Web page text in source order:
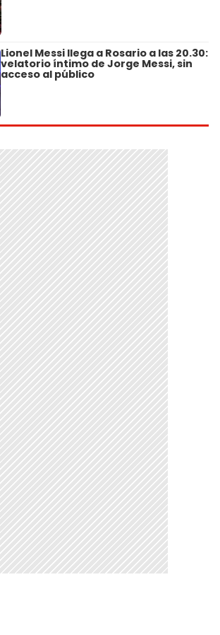
Lionel Messi llega a Rosario a las 20.30:
velatorio íntimo de Jorge Messi, sin
acceso al público